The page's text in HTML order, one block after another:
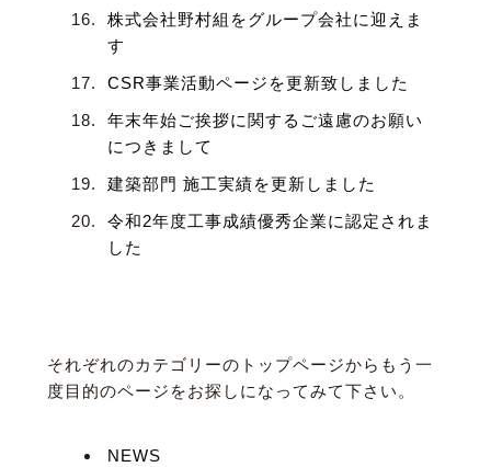
株式会社野村組をグループ会社に迎えま
す
CSR事業活動ページを更新致しました
年末年始ご挨拶に関するご遠慮のお願い
につきまして
建築部門 施工実績を更新しました
令和2年度工事成績優秀企業に認定されま
した
それぞれのカテゴリーのトップページからもう一
度目的のページをお探しになってみて下さい。
NEWS